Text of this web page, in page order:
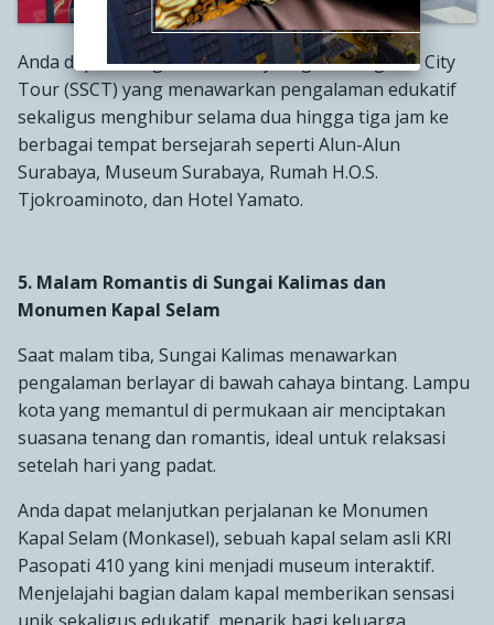
Anda dapat mengikuti Surabaya Sightseeing and City
Tour (SSCT) yang menawarkan pengalaman edukatif
sekaligus menghibur selama dua hingga tiga jam ke
berbagai tempat bersejarah seperti Alun-Alun
Surabaya, Museum Surabaya, Rumah H.O.S.
Tjokroaminoto, dan Hotel Yamato.
5. Malam Romantis di Sungai Kalimas dan
Monumen Kapal Selam
Saat malam tiba, Sungai Kalimas menawarkan
pengalaman berlayar di bawah cahaya bintang. Lampu
kota yang memantul di permukaan air menciptakan
suasana tenang dan romantis, ideal untuk relaksasi
setelah hari yang padat.
Anda dapat melanjutkan perjalanan ke Monumen
Kapal Selam (Monkasel), sebuah kapal selam asli KRI
Pasopati 410 yang kini menjadi museum interaktif.
Menjelajahi bagian dalam kapal memberikan sensasi